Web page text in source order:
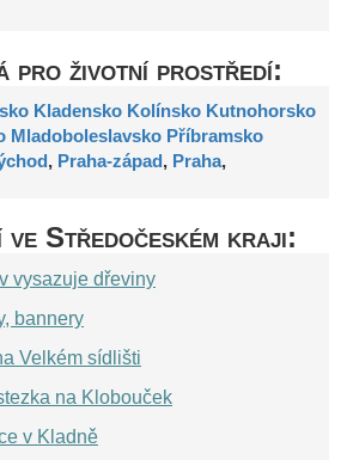
pro životní prostředí:
Kladensko Kolínsko Kutnohorsko
Mladoboleslavsko Příbramsko
, Praha-západ, Praha,
Středočeském kraji:
vysazuje dřeviny
bannery
Velkém sídlišti
na Klobouček
v Kladně